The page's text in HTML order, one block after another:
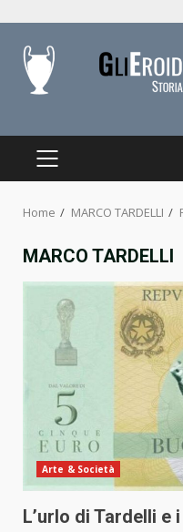
content
PRIMARY
Home MARCO TARDELLI
MARCO TARDELLI
Arte & Società
L’urlo di Tardelli e